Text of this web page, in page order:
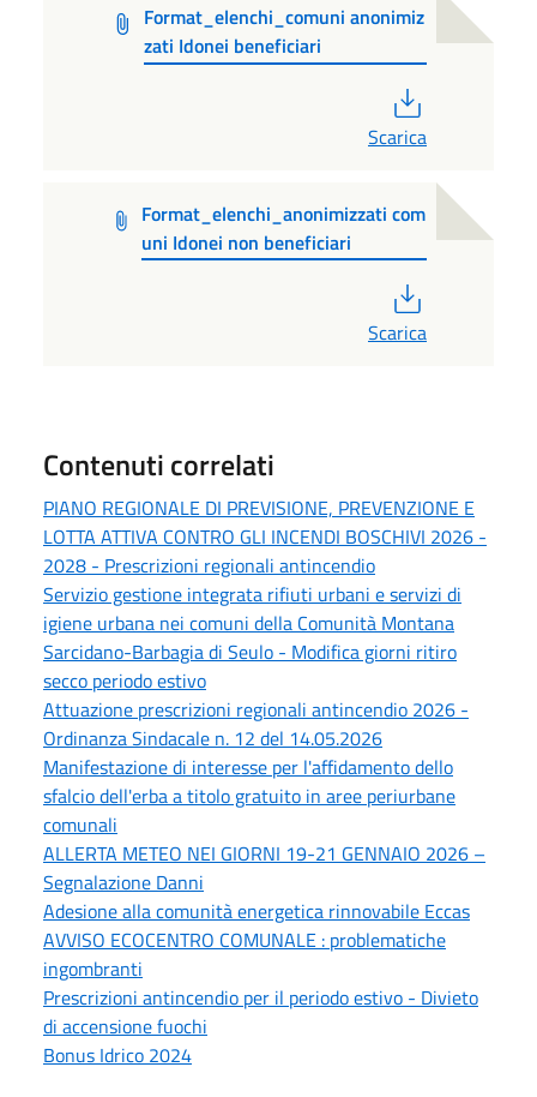
Format_elenchi_comuni anonimiz
zati Idonei beneficiari
Scarica
Format_elenchi_anonimizzati com
uni Idonei non beneficiari
Scarica
Contenuti correlati
PIANO REGIONALE DI PREVISIONE, PREVENZIONE E
LOTTA ATTIVA CONTRO GLI INCENDI BOSCHIVI 2026 -
2028 - Prescrizioni regionali antincendio
Servizio gestione integrata rifiuti urbani e servizi di
igiene urbana nei comuni della Comunità Montana
Sarcidano-Barbagia di Seulo - Modifica giorni ritiro
secco periodo estivo
Attuazione prescrizioni regionali antincendio 2026 -
Ordinanza Sindacale n. 12 del 14.05.2026
Manifestazione di interesse per l'affidamento dello
sfalcio dell'erba a titolo gratuito in aree periurbane
comunali
ALLERTA METEO NEI GIORNI 19-21 GENNAIO 2026 –
Segnalazione Danni
Adesione alla comunità energetica rinnovabile Eccas
AVVISO ECOCENTRO COMUNALE : problematiche
ingombranti
Prescrizioni antincendio per il periodo estivo - Divieto
di accensione fuochi
Bonus Idrico 2024